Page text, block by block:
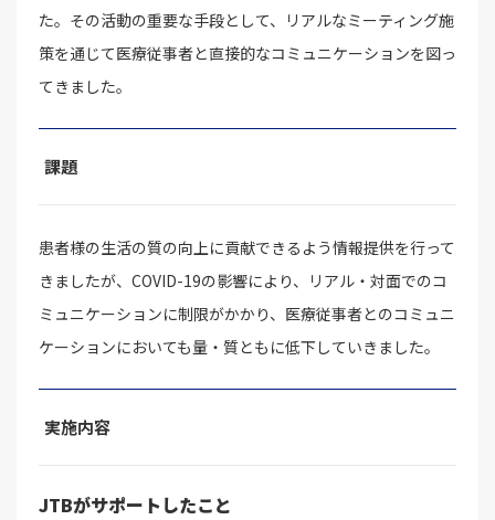
た。その活動の重要な手段として、リアルなミーティング施
策を通じて医療従事者と直接的なコミュニケーションを図っ
てきました。
課題
患者様の生活の質の向上に貢献できるよう情報提供を行って
きましたが、COVID-19の影響により、リアル・対面でのコ
ミュニケーションに制限がかかり、医療従事者とのコミュニ
ケーションにおいても量・質ともに低下していきました。
実施内容
JTBがサポートしたこと